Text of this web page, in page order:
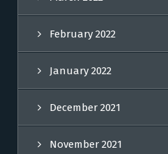
February 2022
January 2022
December 2021
November 2021